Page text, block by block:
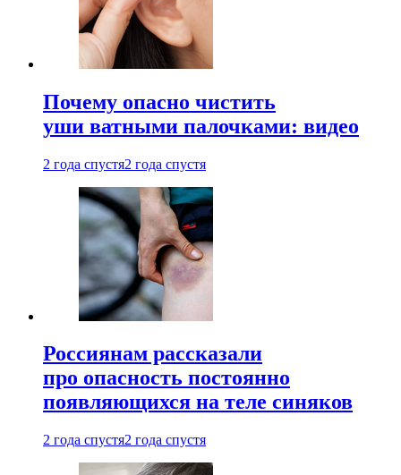
Почему опасно чистить
уши ватными палочками: видео
2 года спустя2 года спустя
Россиянам рассказали
про опасность постоянно
появляющихся на теле синяков
2 года спустя2 года спустя